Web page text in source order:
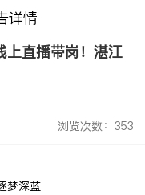
详情
上直播带岗！湛江
浏览次数：353
梦深蓝